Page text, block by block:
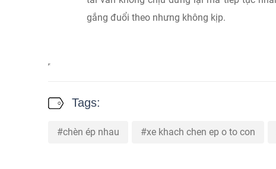
gắng đuổi theo nhưng không kịp.
Tags:
chèn ép nhau xe khach chen ep o to con